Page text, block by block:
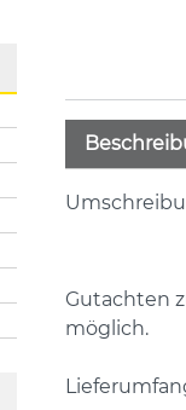
Gutachten
möglich.